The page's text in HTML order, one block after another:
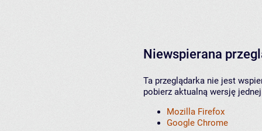
Niewspierana
Ta przeglądarka nie jest
pobierz aktualną wersję
Mozilla Firefox
Google Chrome